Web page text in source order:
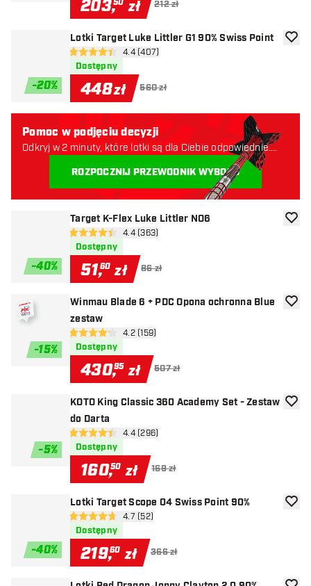
203,50 zł 212 zł
-20%
Lotki Target Luke Littler G1 90% Swiss Point
otwórz panel recenzji
4.4 gwiazdki oceny
4.4 (407)
Dostępny
448zł 560 zł
-40%
Target K-Flex Luke Littler NO6
otwórz panel recenzji
4.4 gwiazdki oceny
4.4 (363)
Dostępny
51,60 zł 86 zł
-15%
Winmau Blade 6 + PDC Opona ochronna Blue
zestaw
otwórz panel recenzji
4.2 gwiazdki oceny
4.2 (159)
Dostępny
430,95 zł 507 zł
-5%
KOTO King Classic 360 Academy Set - Zestaw
do Darta
otwórz panel recenzji
4.4 gwiazdki oceny
4.4 (296)
Dostępny
160,50 zł 169 zł
-40%
Lotki Target Scope 04 Swiss Point 90%
otwórz panel recenzji
4.7 gwiazdki oceny
4.7 (52)
Dostępny
219,60 zł 366 zł
Pomoc w podjęciu decyzji
Odkryj w 2 minuty, które lotki są dla Ciebie odpowiednie.
ROZPOCZNIJ PRZEWODNIK WYBORU